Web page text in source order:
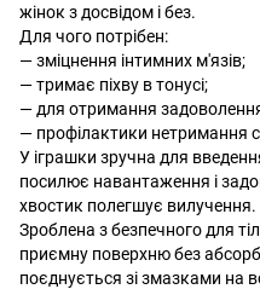
жінок з досвідом і без.
Для чого потрібен:
— зміцнення інтимних м'язів;
— тримає піхву в тонусі;
— для отримання
— профілактики нетримання
У іграшки зручна для
посилює навантаження і
хвостик полегшує вилучення.
Зроблена з безпечного для
приємну поверхню без
поєднується зі змазками на